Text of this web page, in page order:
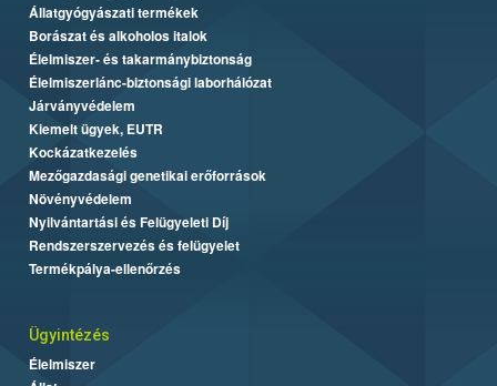
Állatgyógyászati termékek
Borászat és alkoholos italok
Élelmiszer- és takarmánybiztonság
Élelmiszerlánc-biztonsági laborhálózat
Járványvédelem
Kiemelt ügyek, EUTR
Kockázatkezelés
Mezőgazdasági genetikai erőforrások
Növényvédelem
Nyilvántartási és Felügyeleti Díj
Rendszerszervezés és felügyelet
Termékpálya-ellenőrzés
Ügyintézés
Élelmiszer